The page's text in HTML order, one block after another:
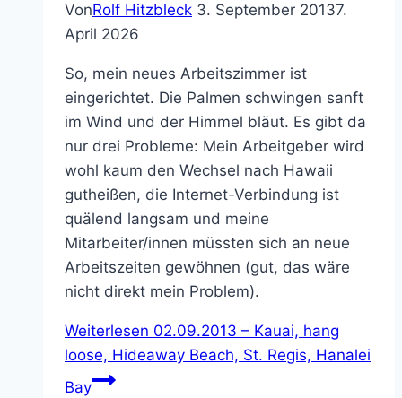
VonRolf Hitzbleck 3. September 20137.
April 2026
So, mein neues Arbeitszimmer ist
eingerichtet. Die Palmen schwingen sanft
im Wind und der Himmel bläut. Es gibt da
nur drei Probleme: Mein Arbeitgeber wird
wohl kaum den Wechsel nach Hawaii
gutheißen, die Internet-Verbindung ist
quälend langsam und meine
Mitarbeiter/innen müssten sich an neue
Arbeitszeiten gewöhnen (gut, das wäre
nicht direkt mein Problem).
Weiterlesen 02.09.2013 – Kauai, hang
loose, Hideaway Beach, St. Regis, Hanalei
Bay